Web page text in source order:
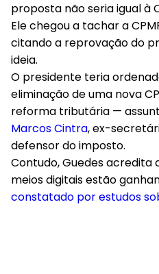
proposta não seria igual à
Ele chegou a tachar a
citando a reprovação do
ideia.
O presidente teria
eliminação de uma nova
reforma tributária —
Marcos Cintra, ex-
defensor do imposto.
Contudo, Guedes acredita
meios digitais estão
constatado por estudos